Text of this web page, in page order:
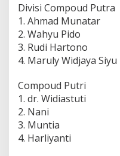
a
2
Divisi Compoud Putra
1. Ahmad Munatar
2. Wahyu Pido
3. Rudi Hartono
4. Maruly Widjaya Siyu
Compoud Putri
1. dr. Widiastuti
2. Nani
3. Muntia
4. Harliyanti